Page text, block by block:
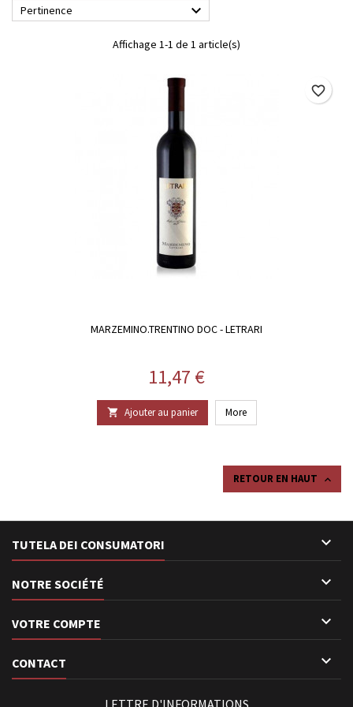
Pertinence 
Affichage 1-1 de 1 article(s)
MARZEMINO.TRENTINO DOC - LETRARI
Prix
11,47 €
 Ajouter au panier More
favorite_border
RETOUR EN HAUT 
TUTELA DEI CONSUMATORI 
NOTRE SOCIÉTÉ 
VOTRE COMPTE 
CONTACT 
LETTRE D'INFORMATIONS